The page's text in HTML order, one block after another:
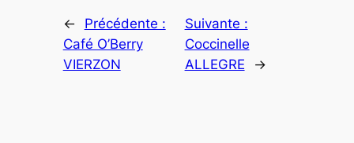
←
Précédente :
Café O’Berry
VIERZON
Suivante :
Coccinelle
ALLEGRE
→